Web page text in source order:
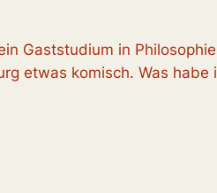
Gaststudium in
etwas komisch. Was habe